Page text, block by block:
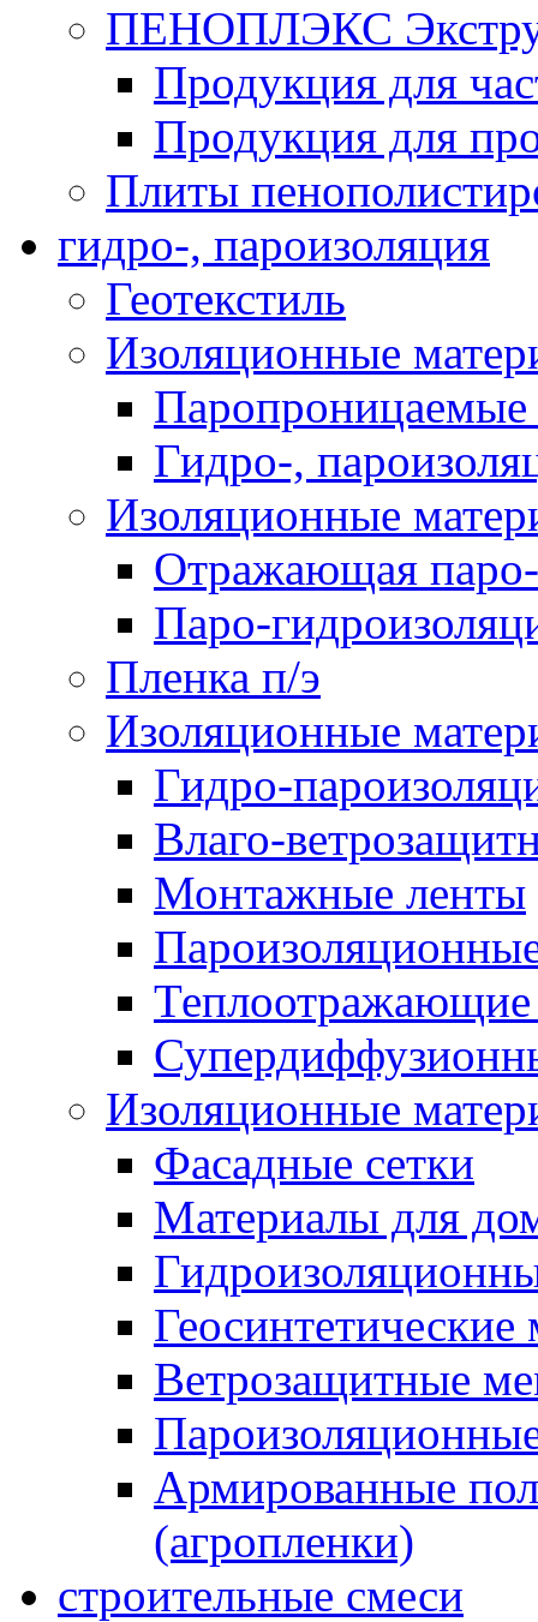
ПЕНОПЛЭКС
Продукция для
Продукция для
Плиты
гидро-, пароизоляция
Геотекстиль
Изоляционные
Гидро-,
Изоляционные
Отражающая
Паро-
Пленка п/э
Изоляционные
Гидро-
Влаго-
Монтажные ленты
Теплоотражающие
Изоляционные
Фасадные сетки
Материалы для
Геосинтетические
Ветрозащитные
Армированные
(агропленки)
строительные смеси